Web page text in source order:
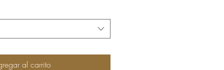
al carrito